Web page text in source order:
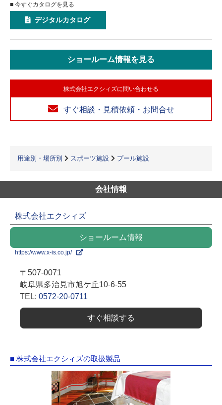
■ 今すぐカタログを見る
デジタルカタログ
ショールーム情報を見る
株式会社エクシィズに問い合わせる
すぐ相談・見積依頼・お問合せ
用途別・場所別 スポーツ施設 プール施設
会社情報
株式会社エクシィズ
ショールーム情報
https://www.x-is.co.jp/
〒507-0071
岐阜県多治見市旭ケ丘10-6-55
TEL: 0572-20-0711
すぐ相談する
■ 株式会社エクシィズの取扱製品